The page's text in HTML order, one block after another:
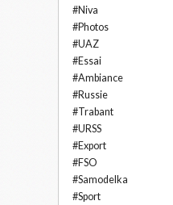
#Niva
#Photos
#UAZ
#Essai
#Ambiance
#Russie
#Trabant
#URSS
#Export
#FSO
#Samodelka
#Sport